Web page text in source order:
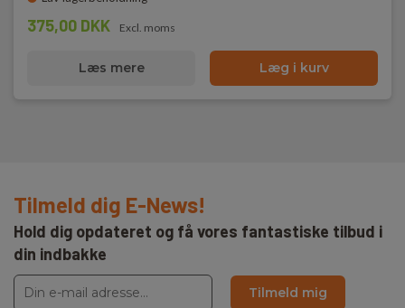
375,00 DKK Excl. moms
Læs mere Læg i kurv
Tilmeld dig E-News!
Hold dig opdateret og få vores fantastiske tilbud i
din indbakke
Tilmeld mig